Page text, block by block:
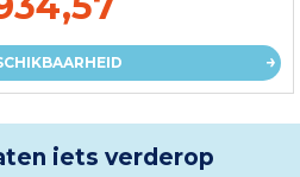
iets verderop